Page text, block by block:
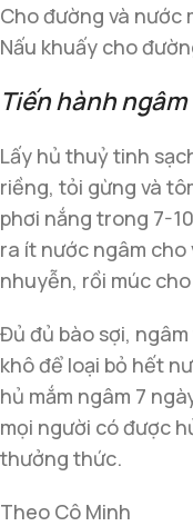
Cho đường và nước
Nấu khuấy cho
Tiến hành ngâm
Lấy hủ thuỷ tinh
riềng, tỏi gừng và
phơi nắng trong 7-
ra ít nước ngâm cho
nhuyễn, rồi múc
Đủ đủ bào sợi,
khô để loại bỏ hết
hủ mắm ngâm 7
mọi người có được
thưởng thức.
Theo Cô Minh